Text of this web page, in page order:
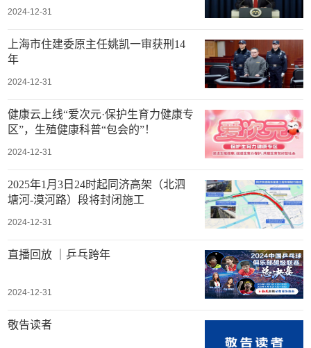
2024-12-31
上海市住建委原主任姚凯一审获刑14
年
2024-12-31
健康云上线“爱次元·保护生育力健康专
区”，生殖健康科普“包会的”！
2024-12-31
2025年1月3日24时起同济高架（北泗
塘河-漠河路）段将封闭施工
2024-12-31
直播回放 ｜乒乓跨年
2024-12-31
敬告读者